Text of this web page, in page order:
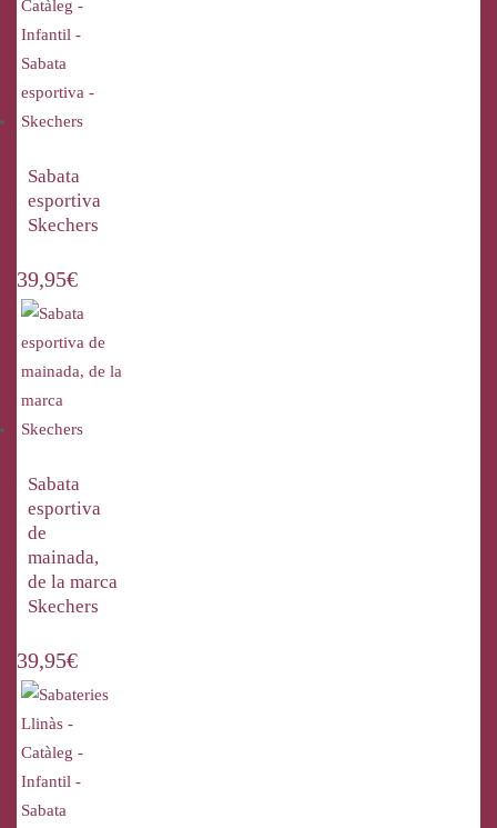
Sabata
esportiva
Skechers
39,95€
Sabata
esportiva
de
mainada,
de la marca
Skechers
39,95€